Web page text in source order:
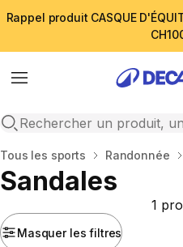
Rappel produit CASQUE
Menu
Open search
Accueil
Tous les sports Randonnée
Sandales
Masquer les filtres
1